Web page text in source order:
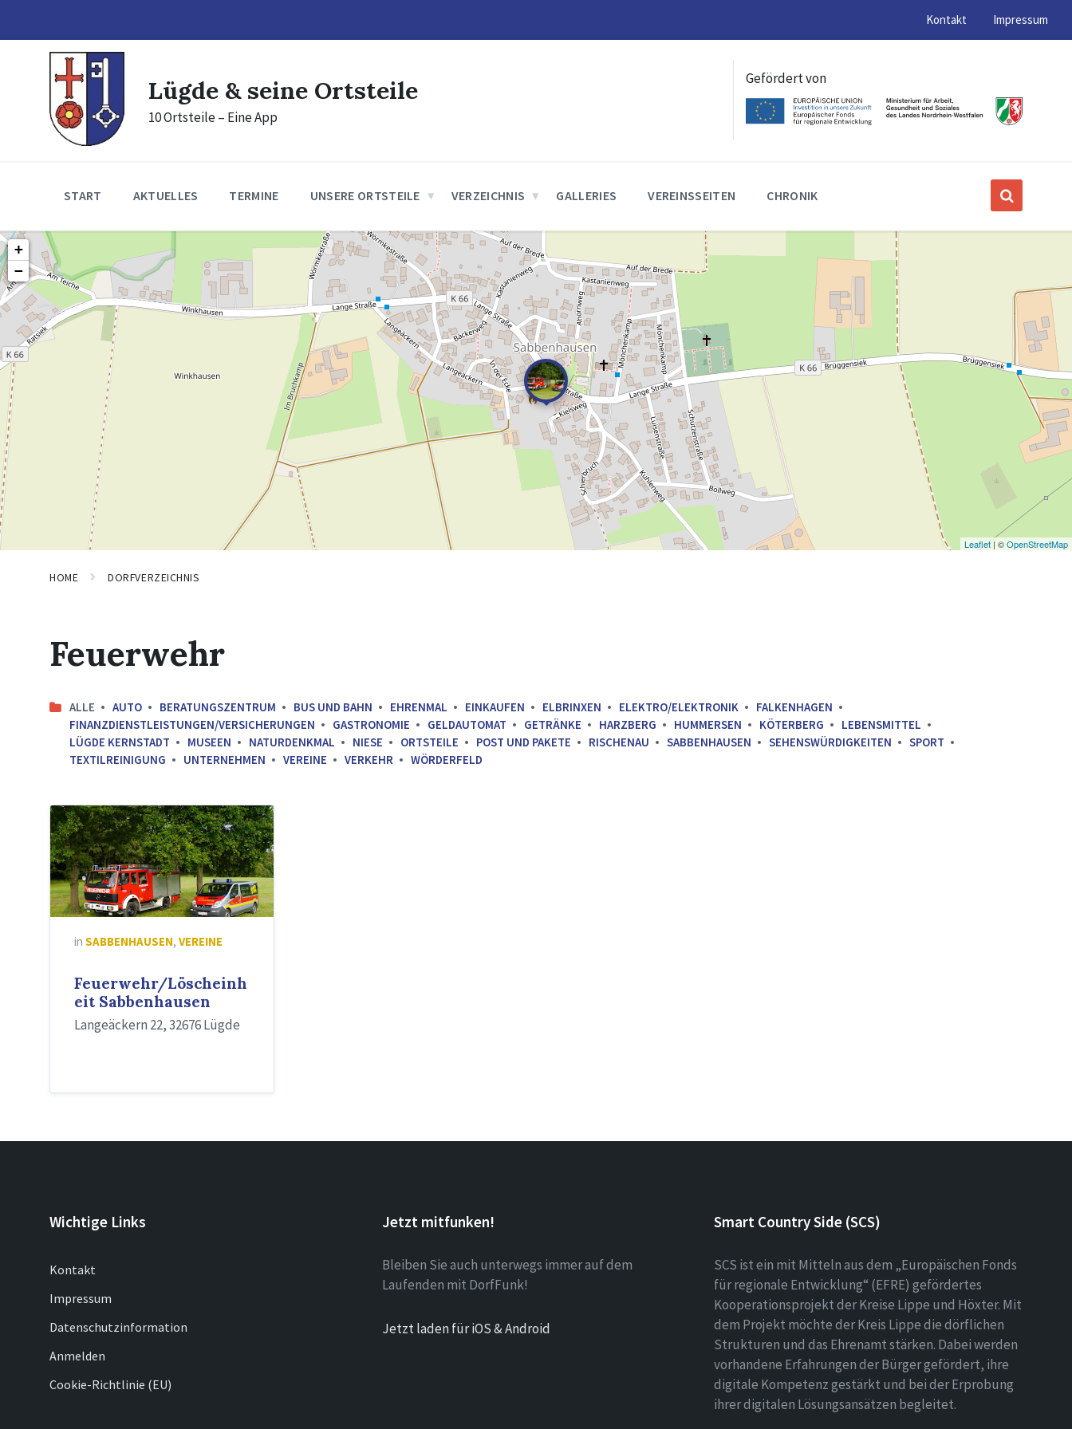
content
main
navigation
footer
Kontakt Impressum
Lügde & seine Ortsteile
10 Ortsteile – Eine App
Gefördert von
START AKTUELLES TERMINE UNSERE ORTSTEILE VERZEICHNIS GALLERIES VEREINSSEITEN CHRONIK
+
−
Leaflet | ©OpenStreetMap
HOME DORFVERZEICHNIS
Feuerwehr
ALLE AUTO BERATUNGSZENTRUM BUS UND BAHN EHRENMAL EINKAUFEN ELBRINXEN ELEKTRO/ELEKTRONIK
FALKENHAGEN
FINANZDIENSTLEISTUNGEN/VERSICHERUNGEN
GASTRONOMIE GELDAUTOMAT GETRÄNKE HARZBERG HUMMERSEN KÖTERBERG
LEBENSMITTEL
LÜGDE KERNSTADT
MUSEEN NATURDENKMAL NIESE ORTSTEILE POST UND PAKETE RISCHENAU SABBENHAUSEN SEHENSWÜRDIGKEITEN
SPORT
TEXTILREINIGUNG
UNTERNEHMEN VEREINE VERKEHR WÖRDERFELD
Fahrzeuge
der
Löschgruppe
Sabbenhausen
in SABBENHAUSEN, VEREINE
Feuerwehr/Löscheinh
eit Sabbenhausen
Langeäckern 22, 32676 Lügde
Wichtige Links
Kontakt
Impressum
Datenschutzinformation
Anmelden
Cookie-Richtlinie (EU)
Jetzt mitfunken!
Bleiben Sie auch unterwegs immer auf dem
Laufenden mit DorfFunk!
Jetzt laden für iOS & Android
Smart Country Side (SCS)
SCS ist ein mit Mitteln aus dem „Europäischen Fonds
für regionale Entwicklung“ (EFRE) gefördertes
Kooperationsprojekt der Kreise Lippe und Höxter. Mit
dem Projekt möchte der Kreis Lippe die dörflichen
Strukturen und das Ehrenamt stärken. Dabei werden
vorhandene Erfahrungen der Bürger gefördert, ihre
digitale Kompetenz gestärkt und bei der Erprobung
ihrer digitalen Lösungsansätzen begleitet.